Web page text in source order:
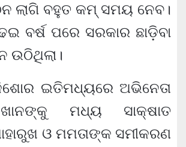
ଲାଗି ବହୁତ କମ୍ ସମୟ ନେବ।
ବର୍ଷ ପରେ ସରକାର ଛାଡ଼ିବା
ଉଠିଥିଲା।
ଇତିମଧ୍ୟରେ ଅଭିନେତା
ଖାନଙ୍କୁ ମଧ୍ୟ ସାକ୍ଷାତ
ଓ ମମତାଙ୍କ ସମୀକରଣ